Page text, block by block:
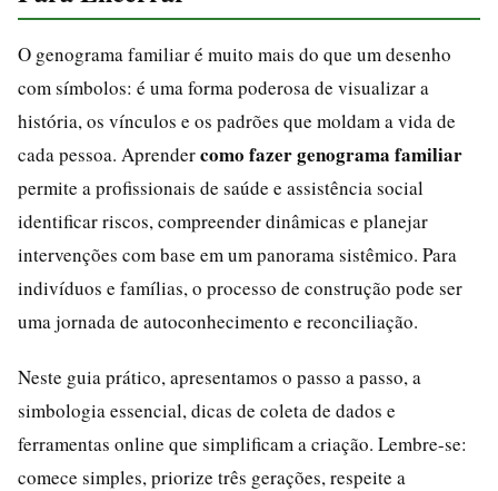
O genograma familiar é muito mais do que um desenho
com símbolos: é uma forma poderosa de visualizar a
história, os vínculos e os padrões que moldam a vida de
cada pessoa. Aprendercomo fazer genograma familiar
permite a profissionais de saúde e assistência social
identificar riscos, compreender dinâmicas e planejar
intervenções com base em um panorama sistêmico. Para
indivíduos e famílias, o processo de construção pode ser
uma jornada de autoconhecimento e reconciliação.
Neste guia prático, apresentamos o passo a passo, a
simbologia essencial, dicas de coleta de dados e
ferramentas online que simplificam a criação. Lembre-se:
comece simples, priorize três gerações, respeite a